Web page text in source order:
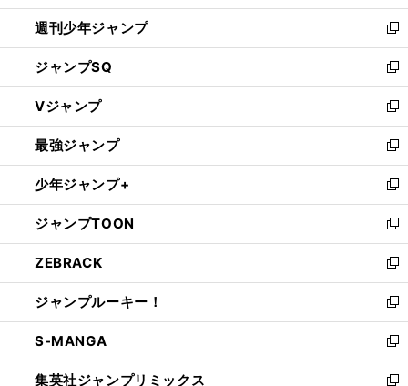
開
く
週刊少年ジャンプ
新
し
い
ウ
ィ
ン
ド
ウ
で
開
く
ジャンプSQ
新
し
い
ウ
ィ
ン
ド
ウ
で
開
く
Vジャンプ
新
し
い
ウ
ィ
ン
ド
ウ
で
開
く
最強ジャンプ
新
し
い
ウ
ィ
ン
ド
ウ
で
開
く
少年ジャンプ+
新
し
い
ウ
ィ
ン
ド
ウ
で
開
く
ジャンプTOON
新
し
い
ウ
ィ
ン
ド
ウ
で
ZEBRACK
新
し
い
ウ
ィ
ン
ド
ジャンプルーキー！
新
し
い
ウ
ィ
S-MANGA
新
し
集英社ジャンプリミックス